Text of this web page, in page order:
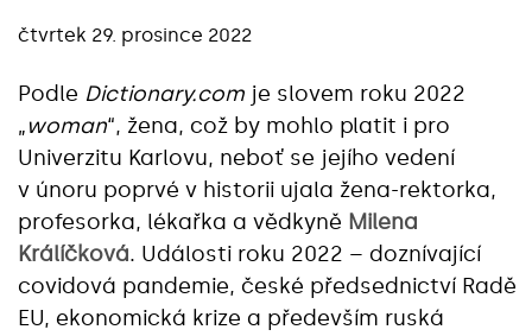
čtvrtek 29. prosince 2022
Podle Dictionary.com je slovem roku 2022
„woman“, žena, což by mohlo platit i pro
Univerzitu Karlovu, neboť se jejího vedení
v únoru poprvé v historii ujala žena-rektorka,
profesorka, lékařka a vědkyně Milena
Králíčková. Události roku 2022 – doznívající
covidová pandemie, české předsednictví Radě
EU, ekonomická krize a především ruská